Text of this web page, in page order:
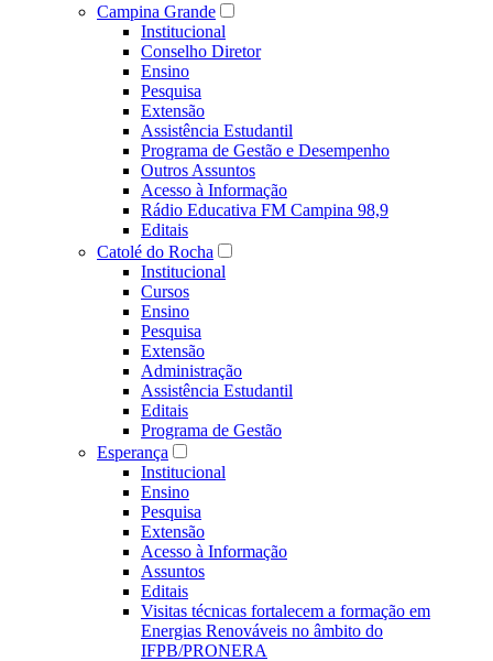
Campina Grande
Institucional
Conselho Diretor
Ensino
Pesquisa
Extensão
Assistência Estudantil
Programa de Gestão e Desempenho
Outros Assuntos
Acesso à Informação
Rádio Educativa FM Campina 98,9
Editais
Catolé do Rocha
Institucional
Cursos
Ensino
Pesquisa
Extensão
Administração
Assistência Estudantil
Editais
Programa de Gestão
Esperança
Institucional
Ensino
Pesquisa
Extensão
Acesso à Informação
Assuntos
Editais
Visitas técnicas fortalecem a formação em
Energias Renováveis no âmbito do
IFPB/PRONERA